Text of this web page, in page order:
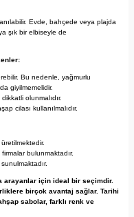
Evde, bahçede veya plajda
şık bir elbiseyle de
Bu nedenle, yağmurlu
giyilmemelidir.
olunmalıdır.
cilası kullanılmalıdır.
bulunmaktadır.
arayanlar için ideal bir seçimdir.
birçok avantaj sağlar. Tarihi
sabolar, farklı renk ve